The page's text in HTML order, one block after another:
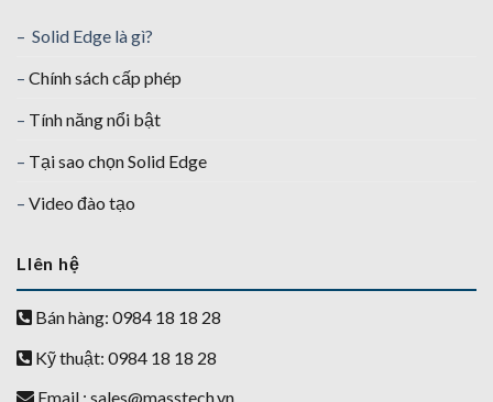
– Solid Edge là gì?
– Chính sách cấp phép
– Tính năng nổi bật
– Tại sao chọn Solid Edge
– Video đào tạo
LIên hệ
Bán hàng: 0984 18 18 28
Kỹ thuật: 0984 18 18 28
Email : sales@masstech.vn